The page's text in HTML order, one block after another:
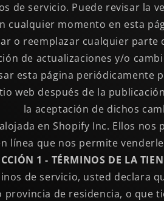
de servicio. Puede revisar la
cualquier momento en esta
o reemplazar cualquier parte
de actualizaciones y/o
esta página periódicamente
web después de la
la aceptación de dichos
en Shopify Inc. Ellos
línea que nos permite
1 - TÉRMINOS DE LA
de servicio, usted declara
provincia de residencia, o que